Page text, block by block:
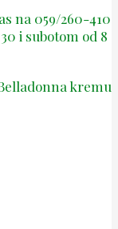
na 059/260-410
i subotom od 8
kremu